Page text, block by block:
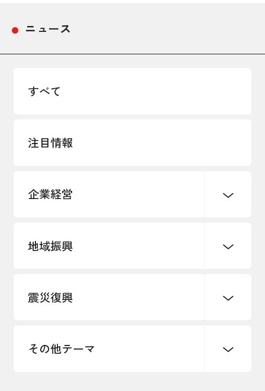
アクセス
ニュース
すべて
注目情報
企業経営
創業
事業承継・引継ぎ支援
雇用・労働・人材確保
地域振興
まちづくり
震災復興
令和６年能登半島地震関連
その他テーマ